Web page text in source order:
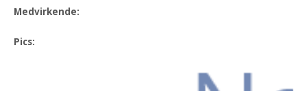
Medvirkende:
Pics: